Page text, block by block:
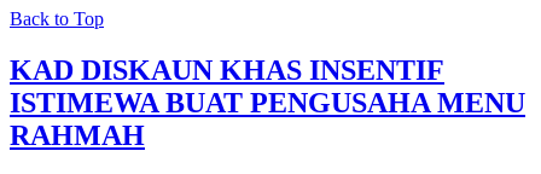
Back to Top
KAD DISKAUN KHAS INSENTIF
ISTIMEWA BUAT PENGUSAHA MENU
RAHMAH